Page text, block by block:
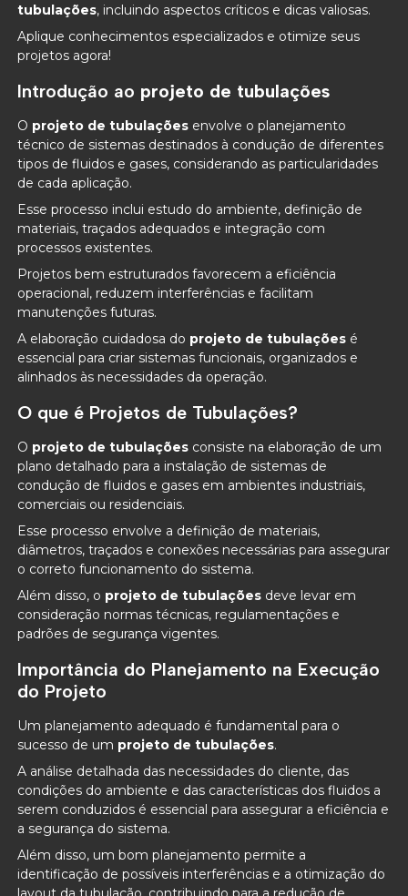
tubulações, incluindo aspectos críticos e dicas valiosas.
Aplique conhecimentos especializados e otimize seus
projetos agora!
Introdução ao projeto de tubulações
O projeto de tubulações envolve o planejamento
técnico de sistemas destinados à condução de diferentes
tipos de fluidos e gases, considerando as particularidades
de cada aplicação.
Esse processo inclui estudo do ambiente, definição de
materiais, traçados adequados e integração com
processos existentes.
Projetos bem estruturados favorecem a eficiência
operacional, reduzem interferências e facilitam
manutenções futuras.
A elaboração cuidadosa do projeto de tubulações é
essencial para criar sistemas funcionais, organizados e
alinhados às necessidades da operação.
O que é Projetos de Tubulações?
O projeto de tubulações consiste na elaboração de um
plano detalhado para a instalação de sistemas de
condução de fluidos e gases em ambientes industriais,
comerciais ou residenciais.
Esse processo envolve a definição de materiais,
diâmetros, traçados e conexões necessárias para assegurar
o correto funcionamento do sistema.
Além disso, o projeto de tubulações deve levar em
consideração normas técnicas, regulamentações e
padrões de segurança vigentes.
Importância do Planejamento na Execução
do Projeto
Um planejamento adequado é fundamental para o
sucesso de um projeto de tubulações.
A análise detalhada das necessidades do cliente, das
condições do ambiente e das características dos fluidos a
serem conduzidos é essencial para assegurar a eficiência e
a segurança do sistema.
Além disso, um bom planejamento permite a
identificação de possíveis interferências e a otimização do